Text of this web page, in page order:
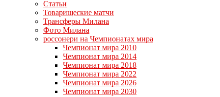
Статьи
Товарищеские матчи
Трансферы Милана
Фото Милана
россонери на Чемпионатах мира
Чемпионат мира 2010
Чемпионат мира 2014
Чемпионат мира 2018
Чемпионат мира 2022
Чемпионат мира 2026
Чемпионат мира 2030